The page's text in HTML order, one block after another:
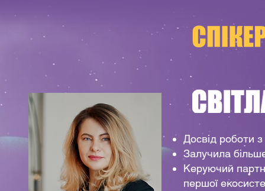
Досвід роботи
Залучила
Керуючий
першої